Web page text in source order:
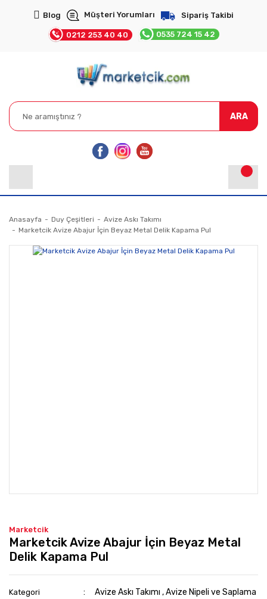
Blog Müşteri Yorumları Sipariş Takibi
0212 253 40 40 0535 724 15 42
ARA
Anasayfa Duy Çeşitleri
Avize Askı Takımı
Marketcik Avize Abajur İçin Beyaz Metal Delik Kapama Pul
Marketcik
Marketcik Avize Abajur İçin Beyaz Metal
Delik Kapama Pul
Kategori Avize Askı Takımı ,Avize Nipeli ve Saplama